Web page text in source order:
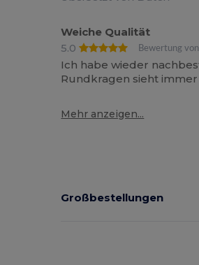
Weiche Qualität
5.0
Bewertung
Ich habe wieder
Rundkragen sieht
Mehr anzeigen...
Großbestellungen